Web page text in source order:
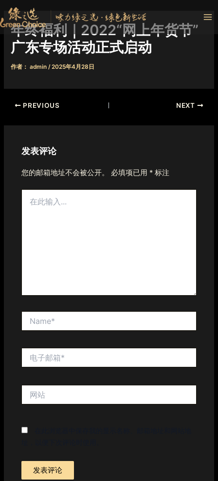
至
内 年终褔利｜2022“网上年货节”
广东专场活动正式启动
作者： admin /2025年4月28日
PREVIOUS NEXT
发表评论
您的邮箱地址不会被公开。 必填项已用 * 标注